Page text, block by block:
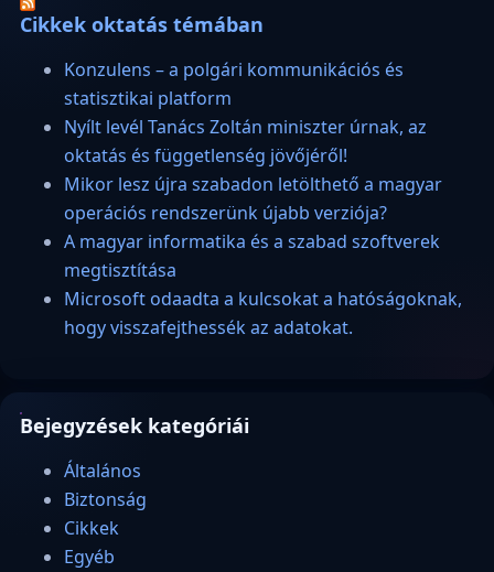
Cikkek oktatás témában
Konzulens – a polgári kommunikációs és
statisztikai platform
Nyílt levél Tanács Zoltán miniszter úrnak, az
oktatás és függetlenség jövőjéről!
Mikor lesz újra szabadon letölthető a magyar
operációs rendszerünk újabb verziója?
A magyar informatika és a szabad szoftverek
megtisztítása
Microsoft odaadta a kulcsokat a hatóságoknak,
hogy visszafejthessék az adatokat.
Bejegyzések kategóriái
Általános
Biztonság
Cikkek
Egyéb